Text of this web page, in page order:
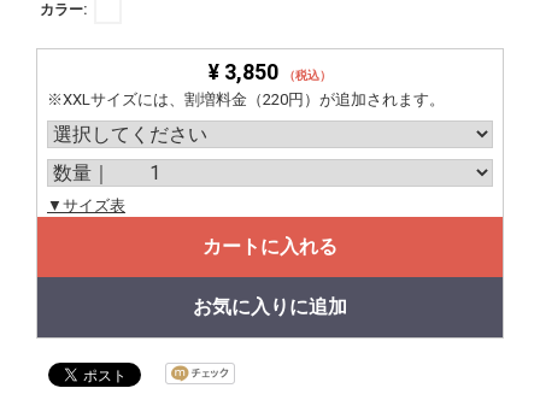
カラー:
¥ 3,850 （税込）
※XXLサイズには、割増料金（220円）が追加されます。
▼サイズ表
カートに入れる
お気に入りに追加